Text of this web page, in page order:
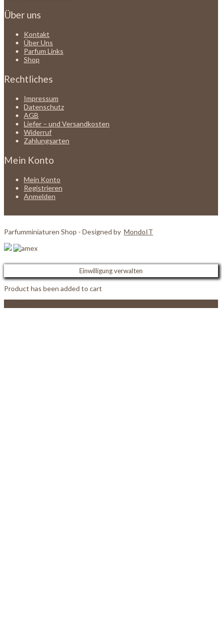
Über uns
Kontakt
Über Uns
Parfum Links
Shop
Rechtliches
Impressum
Datenschutz
AGB
Liefer – und Versandkosten
Widerruf
Zahlungsarten
Mein Konto
Mein Konto
Registrieren
Anmelden
Parfumminiaturen Shop - Designed by MondoIT
Einwilligung verwalten
Product has been added to cart